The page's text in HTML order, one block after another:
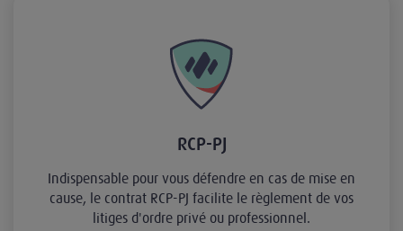
RCP-PJ
Indispensable pour vous défendre en cas de mise en
cause, le contrat RCP-PJ facilite le règlement de vos
litiges d'ordre privé ou professionnel.